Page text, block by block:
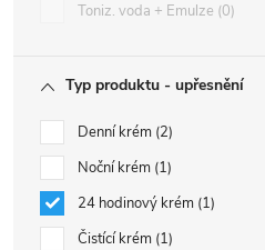
Toniz. voda + Emulze 0
Typ produktu - upřesnění
Denní krém 2
Noční krém 1
24 hodinový krém 1
Čistící krém 1